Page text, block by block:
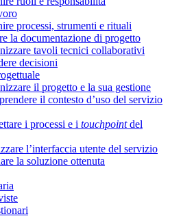
processi, strumenti e rituali
la documentazione di progetto
tavoli tecnici collaborativi
decisioni
il progetto e la sua gestione
il contesto d’uso del servizio
i processi e i touchpointdel
l’interfaccia utente del servizio
la soluzione ottenuta